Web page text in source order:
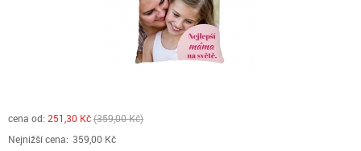
cena od: 251,30 Kč 359,00 Kč
Nejnižší cena: 359,00 Kč